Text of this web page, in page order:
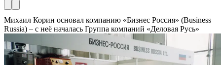
Михаил Корин основал компанию «Бизнес Россия» (Business
Russia) – с неё началась Группа компаний «Деловая Русь»